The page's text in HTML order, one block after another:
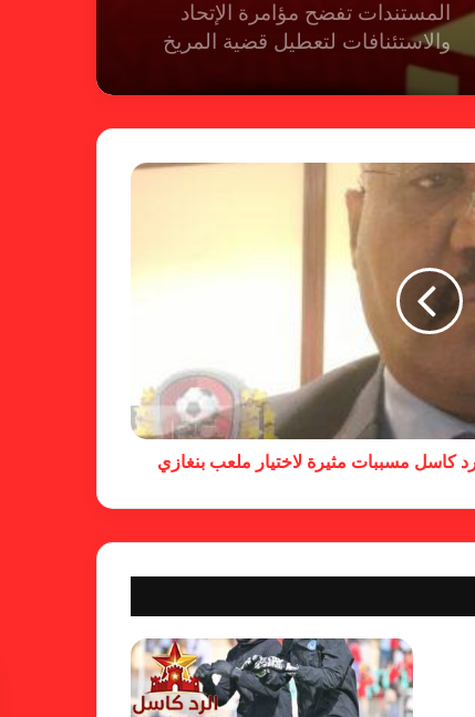
المستندات تفضح مؤامرة الإتحاد
والاستئنافات لتعطيل قضية المريخ
حسم قضية المريخ وتنتظر الإتحاد
لجنة المسابقات تفاجئ الإتحاد بشأن
الهبوط والصعود
خطوة مريخية جديدة بشأن الشكوى
ضد الهلال
بمذكرة تفاهم
شكوى الهلال.. خطوة مريخية وغضب
على الأمين العام والمسابقات
كاسل مسببات مثيرة لاختيار ملعب بنغازي